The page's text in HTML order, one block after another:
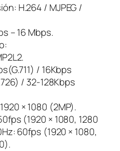
H.264 / MJPEG /
– 16 Mbps.
/ 16Kbps
/ 32-128Kbps
× 1080 (2MP).
(1920 × 1080, 1280
60fps (1920 × 1080,